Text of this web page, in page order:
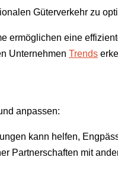
Güterverkehr zu
ermöglichen eine
Unternehmen Trends
anpassen:
kann helfen,
Partnerschaften mit